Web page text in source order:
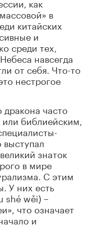
в
китайских
и
среди тех,
навсегда
от себя. Что-то
нестрогое
часто
библиейским,
знаток
в мире
С этим
У них есть
shé wěi) –
что означает
и